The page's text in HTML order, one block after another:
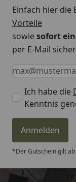
Einfach hier die
Vorteile
sowiesofort
per E-Mail
Keine Eingabe
Eingabe
E-Mail *
Ich habe die
Kenntnis
Anmelden
*Der Gutschein gilt